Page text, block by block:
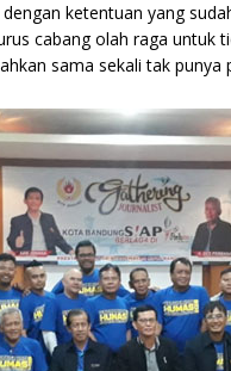
ketentuan yang
cabang olah raga untuk
sama sekali tak